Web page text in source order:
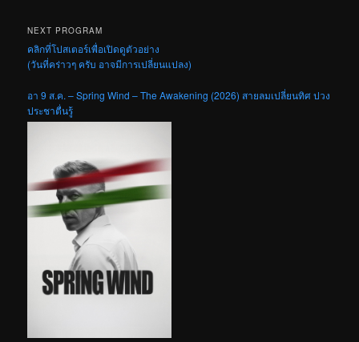
NEXT PROGRAM
คลิกที่โปสเตอร์เพื่อเปิดดูตัวอย่าง
(วันที่คร่าวๆ ครับ อาจมีการเปลี่ยนแปลง)
อา 9 ส.ค. – Spring Wind – The Awakening (2026) สายลมเปลี่ยนทิศ ปวง
ประชาตื่นรู้